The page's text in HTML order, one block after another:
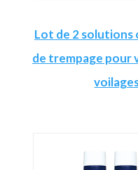
Lot de 2 solutions
de trempage pour